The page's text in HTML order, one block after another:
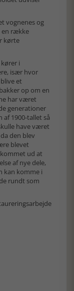
vognenes og
en række
kørte
i
især hvor
et
op om en
har været
generationer
af 1900-tallet så
have været
den blev
blevet
ud at
af nye dele,
kan komme i
rundt som